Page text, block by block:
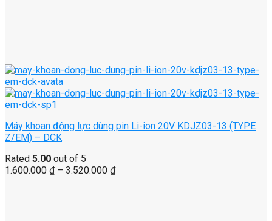
Máy khoan động lực dùng pin Li-ion 20V KDJZ03-13 (TYPE
Z/EM) – DCK
Rated 5.00 out of 5
1.600.000 ₫– 3.520.000 ₫